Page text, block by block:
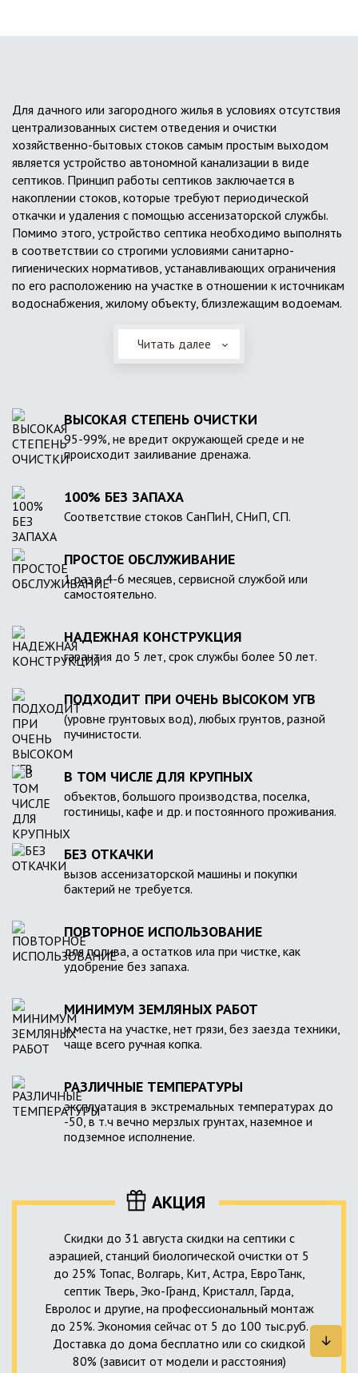
Для дачного или загородного жилья в условиях отсутствия
централизованных систем отведения и очистки
хозяйственно-бытовых стоков самым простым выходом
является устройство автономной канализации в виде
септиков. Принцип работы септиков заключается в
накоплении стоков, которые требуют периодической
откачки и удаления с помощью ассенизаторской службы.
Помимо этого, устройство септика необходимо выполнять
в соответствии со строгими условиями санитарно-
гигиенических нормативов, устанавливающих ограничения
по его расположению на участке в отношении к источникам
водоснабжения, жилому объекту, близлежащим водоемам.
Читать далее
ВЫСОКАЯ СТЕПЕНЬ ОЧИСТКИ
95-99%, не вредит окружающей среде и не
происходит заиливание дренажа.
100% БЕЗ ЗАПАХА
Соответствие стоков СанПиН, СНиП, СП.
ПРОСТОЕ ОБСЛУЖИВАНИЕ
1 раз в 4-6 месяцев, сервисной службой или
самостоятельно.
НАДЕЖНАЯ КОНСТРУКЦИЯ
гарантия до 5 лет, срок службы более 50 лет.
ПОДХОДИТ ПРИ ОЧЕНЬ ВЫСОКОМ УГВ
(уровне грунтовых вод), любых грунтов, разной
пучинистости.
В ТОМ ЧИСЛЕ ДЛЯ КРУПНЫХ
объектов, большого производства, поселка,
гостиницы, кафе и др. и постоянного проживания.
БЕЗ ОТКАЧКИ
вызов ассенизаторской машины и покупки
бактерий не требуется.
ПОВТОРНОЕ ИСПОЛЬЗОВАНИЕ
для полива, а остатков ила при чистке, как
удобрение без запаха.
МИНИМУМ ЗЕМЛЯНЫХ РАБОТ
и места на участке, нет грязи, без заезда техники,
чаще всего ручная копка.
РАЗЛИЧНЫЕ ТЕМПЕРАТУРЫ
эксплуатация в экстремальных температурах до
-50, в т.ч вечно мерзлых грунтах, наземное и
подземное исполнение.
АКЦИЯ
Скидки до 31 августа скидки на септики с
аэрацией, станций биологической очистки от 5
до 25% Топас, Волгарь, Кит, Астра, ЕвроТанк,
септик Тверь, Эко-Гранд, Кристалл, Гарда,
Евролос и другие, на профессиональный монтаж
до 25%. Экономия сейчас от 5 до 100 тыс.руб.
Доставка до дома бесплатно или со скидкой
80% (зависит от модели и расстояния)